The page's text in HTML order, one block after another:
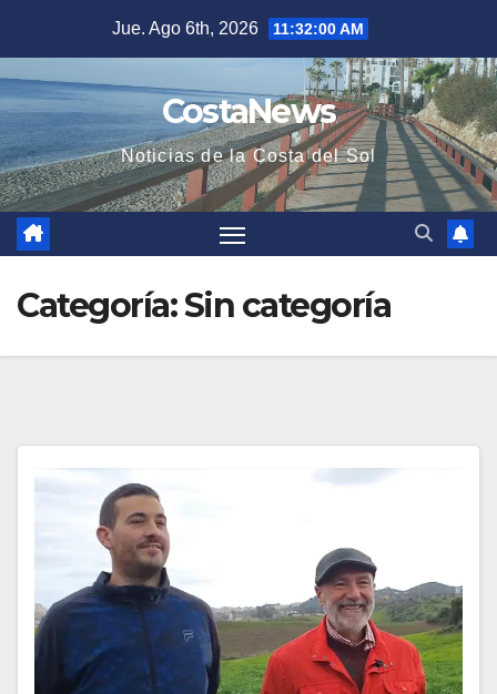
contenido
Jue. Ago 6th, 2026 11:32:01 AM
CostaNews
Noticias de la Costa del Sol
Categoría:Sin categoría